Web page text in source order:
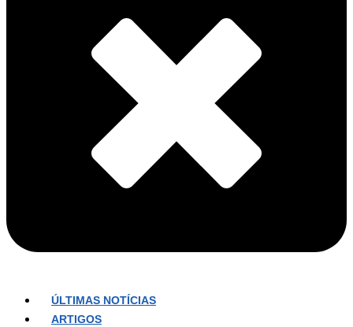
ÚLTIMAS NOTÍCIAS
ARTIGOS